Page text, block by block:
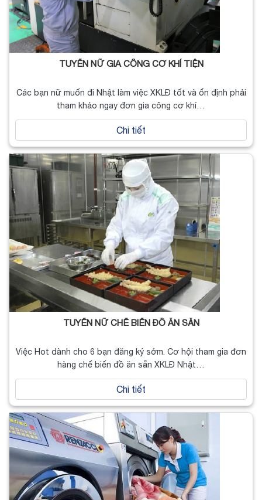
TUYỂN NỮ GIA CÔNG CƠ KHÍ TIỆN
Các bạn nữ muốn đi Nhật làm việc XKLĐ tốt và ổn định phải
tham khảo ngay đơn gia công cơ khí…
Chi tiết
TUYỂN NỮ CHẾ BIẾN ĐỒ ĂN SẴN
Việc Hot dành cho 6 bạn đăng ký sớm. Cơ hội tham gia đơn
hàng chế biến đồ ăn sẵn XKLĐ Nhật…
Chi tiết